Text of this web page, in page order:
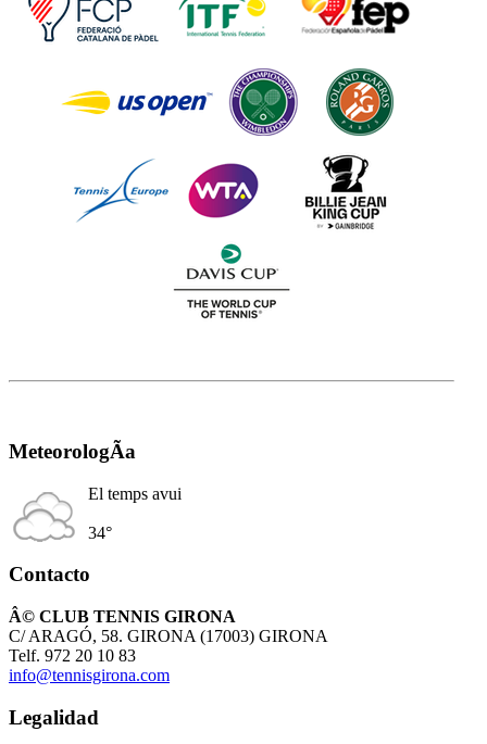
MeteorologÃ­a
El temps avui
34°
Contacto
Â© CLUB TENNIS GIRONA
C/ ARAGÓ, 58. GIRONA (17003) GIRONA
Telf. 972 20 10 83
info@tennisgirona.com
Legalidad